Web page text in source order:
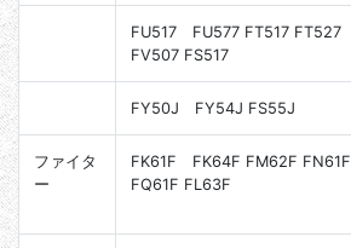
FU517 FU577 FT517 FT527
FV507 FS517
FY50J FY54J FS55J
ファイタ
ー
FK61F FK64F FM62F FN61F
FQ61F FL63F